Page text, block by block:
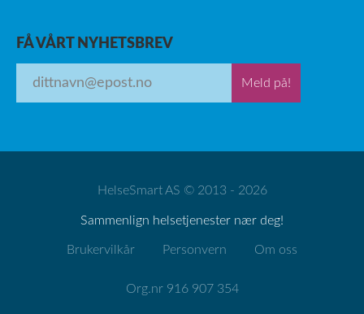
FÅ VÅRT NYHETSBREV
Meld på!
HelseSmart AS © 2013 - 2026
Sammenlign helsetjenester nær deg!
Brukervilkår Personvern Om oss
Org.nr 916 907 354